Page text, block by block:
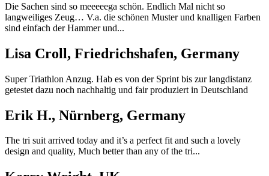
Die Sachen sind so meeeeega schön. Endlich Mal nicht so
langweiliges Zeug… V.a. die schönen Muster und knalligen Farben
sind einfach der Hammer und...
Lisa Croll, Friedrichshafen, Germany
Super Triathlon Anzug. Hab es von der Sprint bis zur langdistanz
getestet dazu noch nachhaltig und fair produziert in Deutschland
Erik H., Nürnberg, Germany
The tri suit arrived today and it’s a perfect fit and such a lovely
design and quality, Much better than any of the tri...